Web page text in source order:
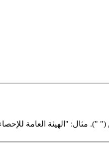
"). مثال: "الهيئة العامة